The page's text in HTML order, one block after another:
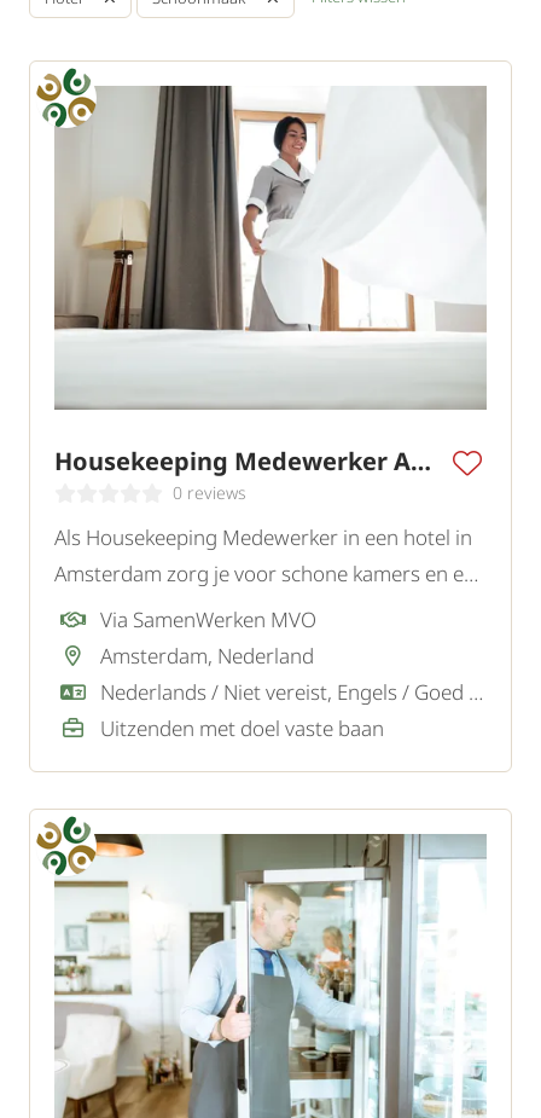
Housekeeping Medewerker Amsterdam
0 reviews
Als Housekeeping Medewerker in een hotel in
Amsterdam zorg je voor schone kamers en een
gastvrije sfeer, zodat gasten zich direct welkom
voelen.
Via SamenWerken MVO
Amsterdam, Nederland
Nederlands / Niet vereist, Engels / Goed / Voldoende
Uitzenden met doel vaste baan